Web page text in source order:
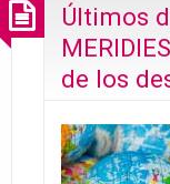
Últimos
de los